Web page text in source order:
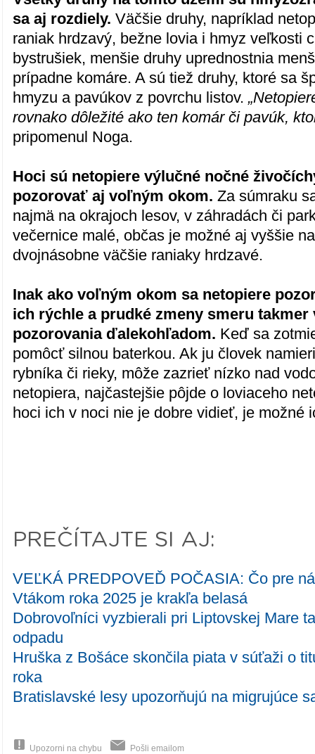
sa aj rozdiely. Väčšie druhy, napríklad
raniak hrdzavý, bežne lovia i hmyz veľkosti
bystrušiek, menšie druhy uprednostnia
prípadne komáre. A sú tiež druhy, ktoré sa
hmyzu a pavúkov z povrchu listov.
rovnako dôležité ako ten komár či pavúk,
pripomenul Noga.
Hoci sú netopiere výlučné nočné
pozorovať aj voľným okom. Za súmraku
najmä na okrajoch lesov, v záhradách či
večernice malé, občas je možné aj vyššie
dvojnásobne väčšie raniaky hrdzavé.
Inak ako voľným okom sa netopiere
ich rýchle a prudké zmeny smeru
pozorovania ďalekohľadom. Keď sa
pomôcť silnou baterkou. Ak ju človek
rybníka či rieky, môže zazrieť nízko nad
netopiera, najčastejšie pôjde o loviaceho
hoci ich v noci nie je dobre vidieť, je možné
PREČÍTAJTE SI AJ:
VEĽKÁ PREDPOVEĎ POČASIA: Čo pre
Vtákom roka 2025 je krakľa belasá
Dobrovoľníci vyzbierali pri Liptovskej Mare
odpadu
Hruška z Bošáce skončila piata v súťaži o
roka
Bratislavské lesy upozorňujú na migrujúce
Upozorni na chybu Pošli emailom